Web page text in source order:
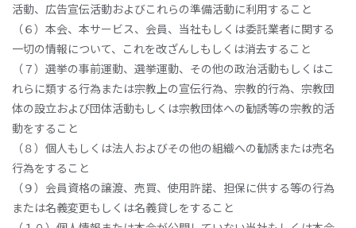
活動、広告宣伝活動およびこれらの準備活動に利用すること
（６）本会、本サービス、会員、当社もしくは委託業者に関する
一切の情報について、これを改ざんしもしくは消去すること
（７）選挙の事前運動、選挙運動、その他の政治活動もしくはこ
れらに類する行為または宗教上の宣伝行為、宗教的行為、宗教団
体の設立および団体活動もしくは宗教団体への勧誘等の宗教的活
動をすること
（８）個人もしくは法人およびその他の組織への勧誘または売名
行為をすること
（９）会員資格の譲渡、売買、使用許諾、担保に供する等の行為
または名義変更もしくは名義貸しをすること